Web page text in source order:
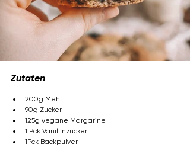
Zutaten
200g Mehl
90g Zucker
125g vegane Margarine
1 Pck Vanillinzucker
1Pck Backpulver